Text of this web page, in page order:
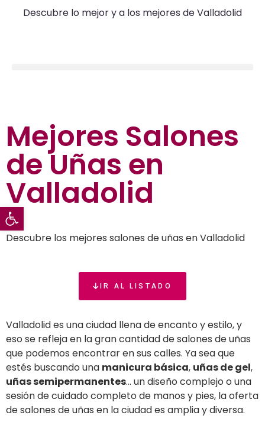
Abrir barra de herramientas
Descubre lo mejor y a los mejores de Valladolid
Mejores Salones
de Uñas en
Valladolid
Descubre los mejores salones de uñas en Valladolid
IR AL LISTADO
Valladolid es una ciudad llena de encanto y estilo, y
eso se refleja en la gran cantidad de salones de uñas
que podemos encontrar en sus calles. Ya sea que
estés buscando una manicura básica, uñas de gel,
uñas semipermanentes… un diseño complejo o una
sesión de cuidado completo de manos y pies, la oferta
de salones de uñas en la ciudad es amplia y diversa.